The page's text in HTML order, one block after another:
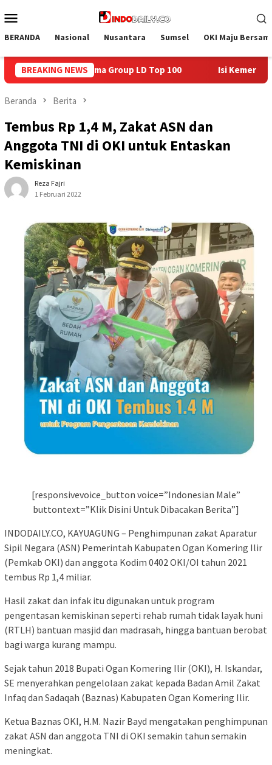
ke
Mobile
BERANDA Nasional Nusantara Sumsel OKI Maju
BREAKING NEWS
100 Isi Kemerdekaan dengan Kepedulian, Lapas
Beranda Berita
Tembus Rp 1,4 M, Zakat ASN dan
Anggota TNI di OKI untuk Entaskan
Kemiskinan
Reza Fajri
1 Februari 2022
[responsivevoice_button voice=”Indonesian Male”
buttontext=”Klik Disini Untuk Dibacakan Berita”]
INDODAILY.CO, KAYUAGUNG – Penghimpunan zakat Aparatur
Sipil Negara (ASN) Pemerintah Kabupaten Ogan Komering Ilir
(Pemkab OKI) dan anggota Kodim 0402 OKI/OI tahun 2021
tembus Rp 1,4 miliar.
Hasil zakat dan infak itu digunakan untuk program
pengentasan kemiskinan seperti rehab rumah tidak layak huni
(RTLH) bantuan masjid dan madrasah, hingga bantuan berobat
bagi warga kurang mampu.
Sejak tahun 2018 Bupati Ogan Komering Ilir (OKI), H. Iskandar,
SE menyerahkan pengelolaan zakat kepada Badan Amil Zakat
Infaq dan Sadaqah (Baznas) Kabupaten Ogan Komering Ilir.
Ketua Baznas OKI, H.M. Nazir Bayd mengatakan penghimpunan
zakat ASN dan anggota TNI di OKI semakin tahun semakin
meningkat.